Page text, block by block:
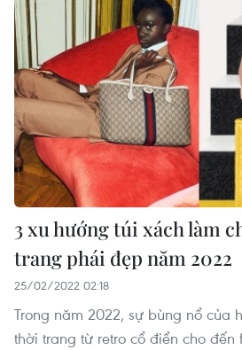
3 xu hướng túi xách làm
trang phái đẹp năm 2022
25/02/2022 02:18
Trong năm 2022, sự bùng nổ của
thời trang từ retro cổ điển cho đến